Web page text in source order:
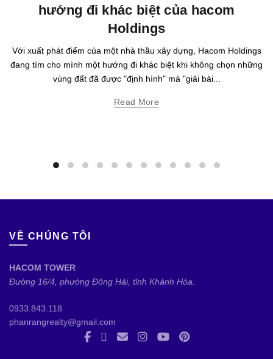
hướng đi khác biệt của hacom
Holdings
Với xuất phát điểm của một nhà thầu xây dựng, Hacom Holdings
đang tìm cho mình một hướng đi khác biệt khi không chọn những
vùng đất đã được "định hình" mà "giải bài...
Read More
VỀ CHÚNG TÔI
HACOM TOWER
Đường 16/4, phường Đông Hải, tỉnh Khánh Hòa.
0933.843.118
phanrangrealty@gmail.com